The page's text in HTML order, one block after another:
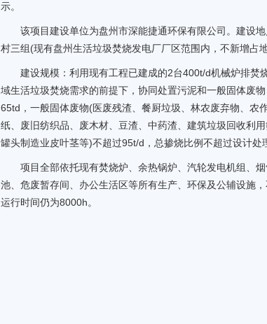
示。
该项目建设单位为盘州市深能捷通环保有限公司。建设
村三组(现有盘州生活垃圾焚烧发电厂厂区范围内，不新增占地
建设规模：利用现有工程已建成的2台400t/d机械炉排焚
域生活垃圾焚烧需求的前提下，协同处置污泥和一般固体废
65td，一般固体废物(医废残渣、餐厨垃圾、林农废弃物、农
纸、废旧纺织品、废木材、豆渣、中药渣、建筑垃圾回收利
罐头制造业皮叶茎等)不超过95t/d，总掺烧比例不超过设计处
项目全部依托现有焚烧炉、余热锅炉、汽轮发电机组、
池、危废暂存间、办公生活区等所有生产、环保及公辅设施
运行时间仍为8000h。